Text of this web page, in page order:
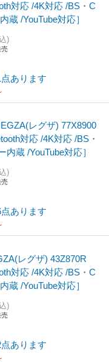
対応 /4K対応 /BS・C
蔵 /YouTube対応］
)
売
あります
レグザ) 77X8900
対応 /4K対応 /BS・
内蔵 /YouTube対応］
)
売
あります
レグザ) 43Z870R
対応 /4K対応 /BS・C
蔵 /YouTube対応］
)
売
あります